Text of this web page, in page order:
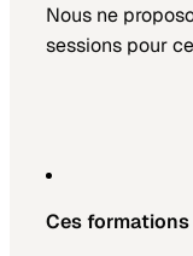
Nous ne
sessions pour
Ces